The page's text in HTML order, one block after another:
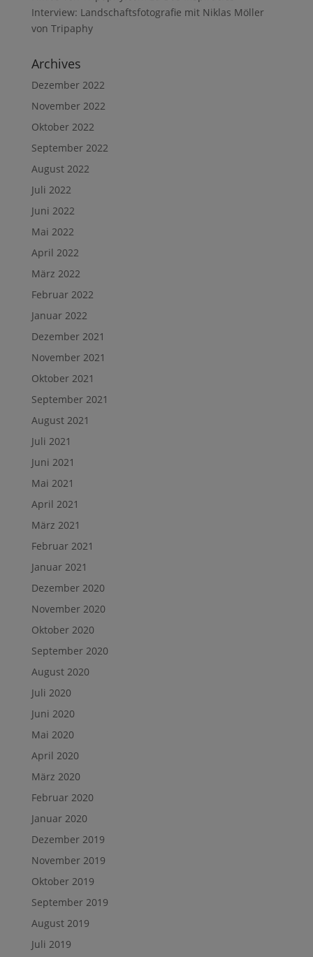
Interview: Landschaftsfotografie mit Niklas Möller
von Tripaphy
Archives
Dezember 2022
November 2022
Oktober 2022
September 2022
August 2022
Juli 2022
Juni 2022
Mai 2022
April 2022
März 2022
Februar 2022
Januar 2022
Dezember 2021
November 2021
Oktober 2021
September 2021
August 2021
Juli 2021
Juni 2021
Mai 2021
April 2021
März 2021
Februar 2021
Januar 2021
Dezember 2020
November 2020
Oktober 2020
September 2020
August 2020
Juli 2020
Juni 2020
Mai 2020
April 2020
März 2020
Februar 2020
Januar 2020
Dezember 2019
November 2019
Oktober 2019
September 2019
August 2019
Juli 2019